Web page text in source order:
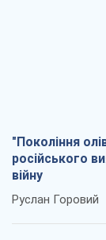
"Покоління
російського
війну
Руслан Горовий